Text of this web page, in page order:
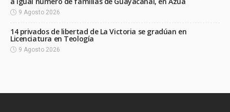
9 Agosto 2026
14 privados de libertad de La Victoria se gradúan en
Licenciatura en Teología
9 Agosto 2026